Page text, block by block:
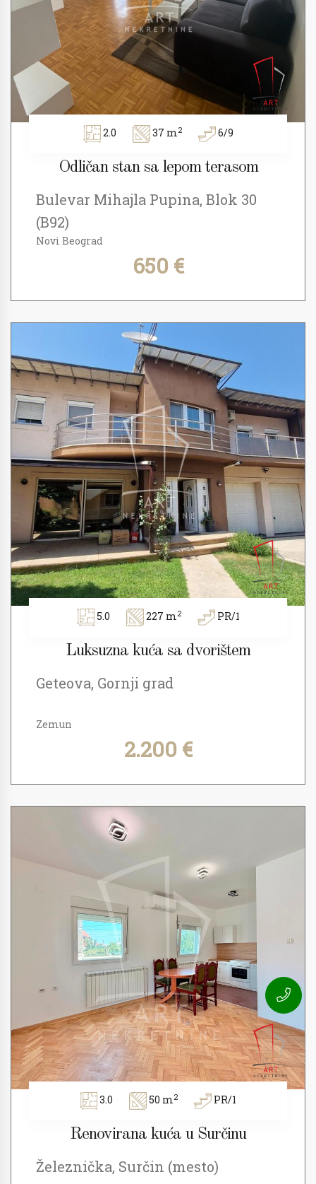
2.0 37 m2 6/9
Odličan stan sa lepom terasom
Bulevar Mihajla Pupina, Blok 30
(B92)
Novi Beograd
650 €
5.0 227 m2 PR/1
Luksuzna kuća sa dvorištem
Geteova, Gornji grad
Zemun
2.200 €
3.0 50 m2 PR/1
Renovirana kuća u Surčinu
Železnička, Surčin (mesto)